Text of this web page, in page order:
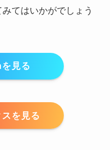
てはいかがでしょう
見る
を見る